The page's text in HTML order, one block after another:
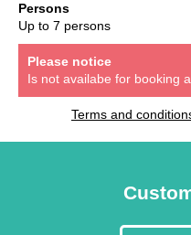
Persons
Up to 7 persons
Please notice
Is not availabe for booking
Terms and